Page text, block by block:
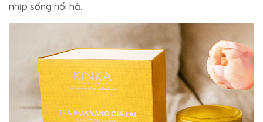
nhịp sống hối hả.